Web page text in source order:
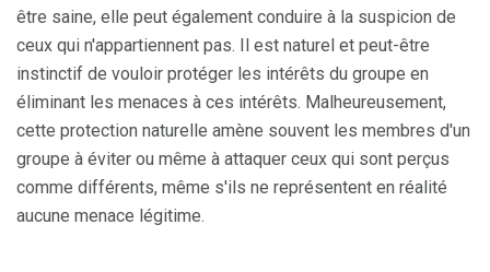
être saine, elle peut également conduire à la suspicion de
ceux qui n'appartiennent pas. Il est naturel et peut-être
instinctif de vouloir protéger les intérêts du groupe en
éliminant les menaces à ces intérêts. Malheureusement,
cette protection naturelle amène souvent les membres d'un
groupe à éviter ou même à attaquer ceux qui sont perçus
comme différents, même s'ils ne représentent en réalité
aucune menace légitime.